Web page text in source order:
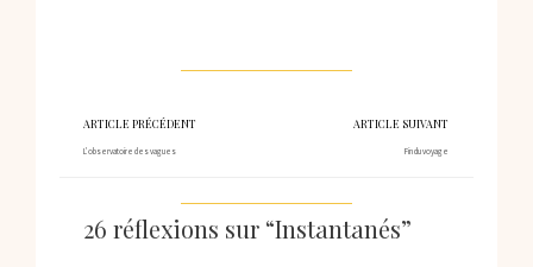
ARTICLE PRÉCÉDENT
L’observatoire des vagues
ARTICLE SUIVANT
Fin du voyage
26 réflexions sur “Instantanés”